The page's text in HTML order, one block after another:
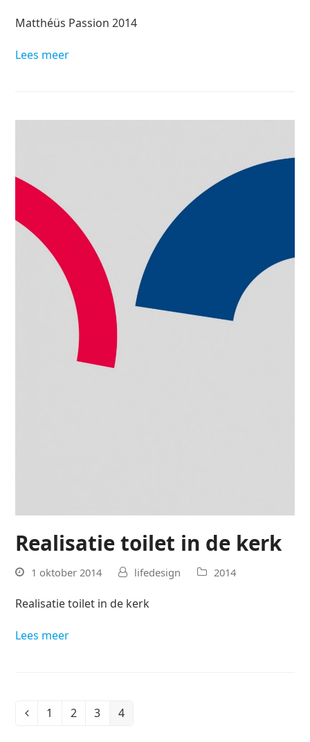
Matthéüs Passion 2014
Lees meer
Realisatie toilet in de kerk
1 oktober 2014 lifedesign 2014
Realisatie toilet in de kerk
Lees meer
VorigePage
1 Page
2 Page
3 Page
4